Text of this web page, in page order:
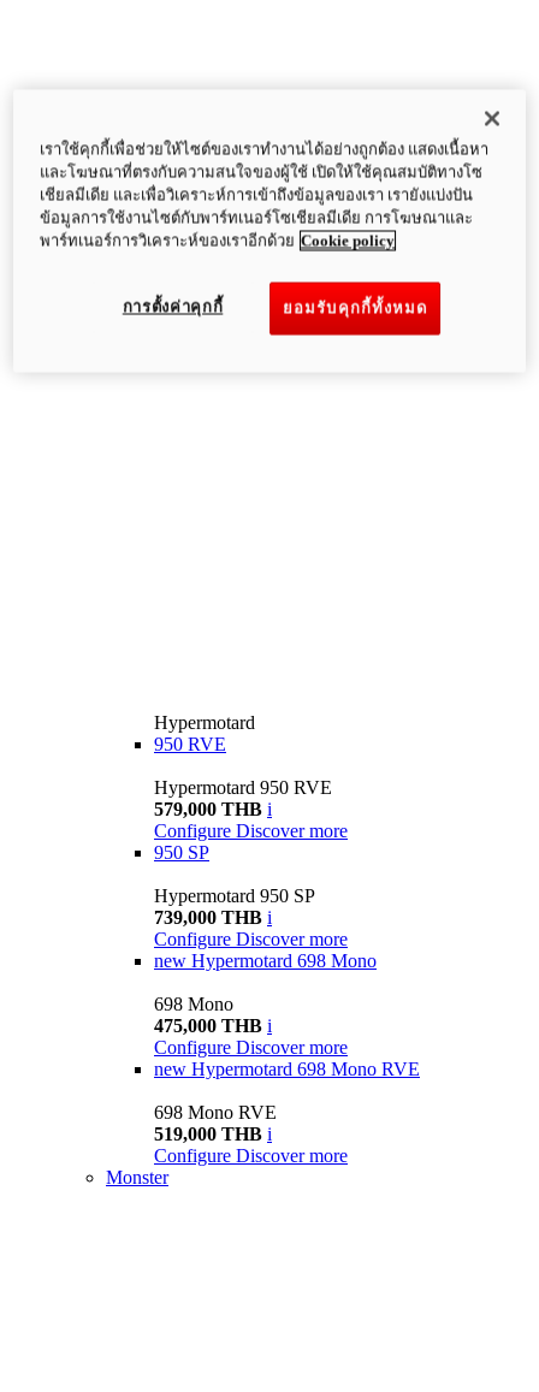
Hypermotard
950 RVE
Hypermotard 950 RVE
579,000 THB i
Configure Discover more
950 SP
Hypermotard 950 SP
739,000 THB i
Configure Discover more
new Hypermotard 698 Mono
698 Mono
475,000 THB i
Configure Discover more
new Hypermotard 698 Mono RVE
698 Mono RVE
519,000 THB i
Configure Discover more
Monster
เราใช้คุกกี้เพื่อช่วยให้ไซต์ของเราทำงานได้อย่างถูกต้อง แสดงเนื้อหา
และโฆษณาที่ตรงกับความสนใจของผู้ใช้ เปิดให้ใช้คุณสมบัติทางโซ
เชียลมีเดีย และเพื่อวิเคราะห์การเข้าถึงข้อมูลของเรา เรายังแบ่งปัน
ข้อมูลการใช้งานไซต์กับพาร์ทเนอร์โซเชียลมีเดีย การโฆษณาและ
พาร์ทเนอร์การวิเคราะห์ของเราอีกด้วย Cookie policy
ยอมรับคุกกี้ทั้งหมด
การตั้งค่าคุกกี้